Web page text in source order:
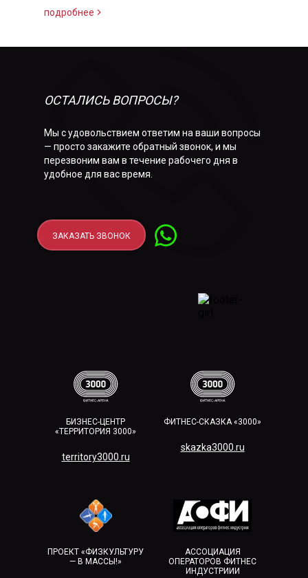
подробнее
ОСТАЛИСЬ ВОПРОСЫ?
Мы с удовольствием ответим на ваши вопросы
— просто закажите обратный звонок, и мы
перезвоним вам в течение рабочего дня в
удобное для вас время.
ЗАКАЗАТЬ ЗВОНОК
БИЗНЕС-ЦЕНТР
«ТЕРРИТОРИЯ 3000»
territory3000.ru​
ФИТНЕС-СКАЗКА «3000»
skazka3000.ru
ПРОЕКТ «ФИЗКУЛЬТУРУ
— В МАССЫ!»
АССОЦИАЦИЯ
ОПЕРАТОРОВ ФИТНЕС
ИНДУСТРИИИ